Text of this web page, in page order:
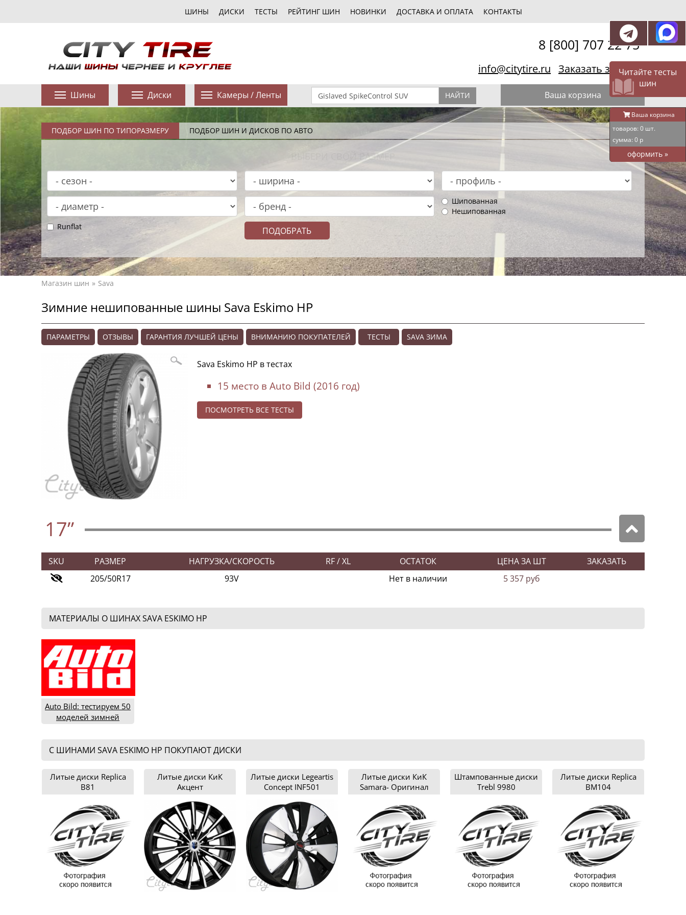
Читайте тесты
шин
Ваша корзина
товаров: 0 шт.
сумма: 0 р
оформить »
ШИНЫ ДИСКИ ТЕСТЫ РЕЙТИНГ ШИН НОВИНКИ ДОСТАВКА И ОПЛАТА КОНТАКТЫ
8 [800] 707 22 75
info@citytire.ru Заказать звонок
Шины Диски Камеры / Ленты НАЙТИ Ваша корзина
ПОДБОР ШИН ПО ТИПОРАЗМЕРУ ПОДБОР ШИН И ДИСКОВ ПО АВТО
ВЫБЕРИ СВОЙ РАЗМЕР
Шипованная
Нешипованная
Runflat
Магазин шин Sava
Зимние нешипованные шины Sava Eskimo HP
ПАРАМЕТРЫ ОТЗЫВЫ ГАРАНТИЯ ЛУЧШЕЙ ЦЕНЫ ВНИМАНИЮ ПОКУПАТЕЛЕЙ ТЕСТЫ SAVA ЗИМА
Sava Eskimo HP в тестах
15 место в Auto Bild (2016 год)
ПОСМОТРЕТЬ ВСЕ ТЕСТЫ
17”
SKU РАЗМЕР НАГРУЗКА/СКОРОСТЬ RF / XL ОСТАТОК ЦЕНА ЗА ШТ
ЗАКАЗАТЬ
205/50R17
93V Нет в наличии 5 357 руб
МАТЕРИАЛЫ О ШИНАХ SAVA ESKIMO HP
Auto Bild: тестируем 50
моделей зимней
резины типоразмера
205/55R16 (2016)
С ШИНАМИ SAVA ESKIMO HP ПОКУПАЮТ ДИСКИ
Литые диски Replica
B81
Литые диски КиК
Акцент
Литые диски Legeartis
Concept INF501
Литые диски КиК
Samara- Оригинал
Штампованные диски
Trebl 9980
Литые диски Replica
BM104